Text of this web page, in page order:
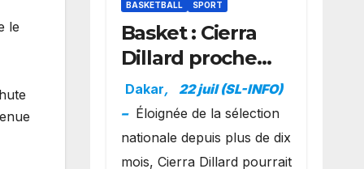
le
BASKETBALL SPORT
Basket : Cierra
Dillard proche
d’un grand
retour avec les
Lionnes ?
Dakar,
22 juil (SL-INFO)
– Éloignée de la sélection
nationale depuis plus de dix
mois, Cierra Dillard pourrait